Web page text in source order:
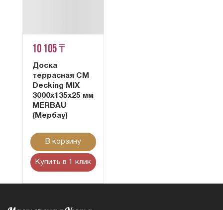
10 105 ₸
Доска
террасная CM
Decking MIX
3000х135х25 мм
MERBAU
(Мербау)
В корзину
Купить в 1 клик